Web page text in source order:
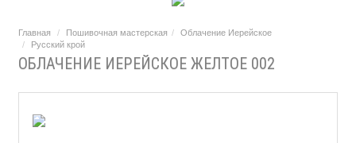
Главная Пошивочная мастерская
Облачение Иерейское
Русский крой
ОБЛАЧЕНИЕ ИЕРЕЙСКОЕ ЖЕЛТОЕ 002